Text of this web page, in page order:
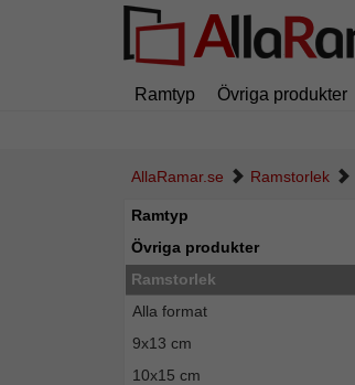
Ramtyp Övriga produkter
AllaRamar.se Ramstorlek
Ramtyp
Övriga produkter
Ramstorlek
Alla format
9x13 cm
10x15 cm